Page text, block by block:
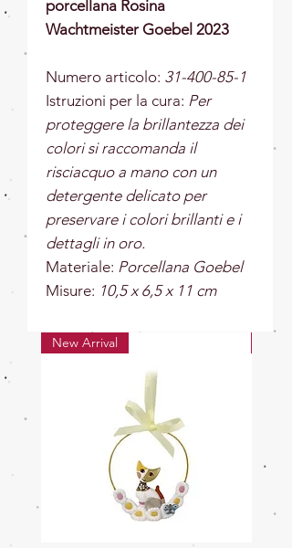
porcellana Rosina
Wachtmeister Goebel 2023
Numero articolo: 31-400-85-1
Istruzioni per la cura: Per
proteggere la brillantezza dei
colori si raccomanda il
risciacquo a mano con un
detergente delicato per
preservare i colori brillanti e i
dettagli in oro.
Materiale: Porcellana Goebel
Misure: 10,5 x 6,5 x 11 cm
New Arrival